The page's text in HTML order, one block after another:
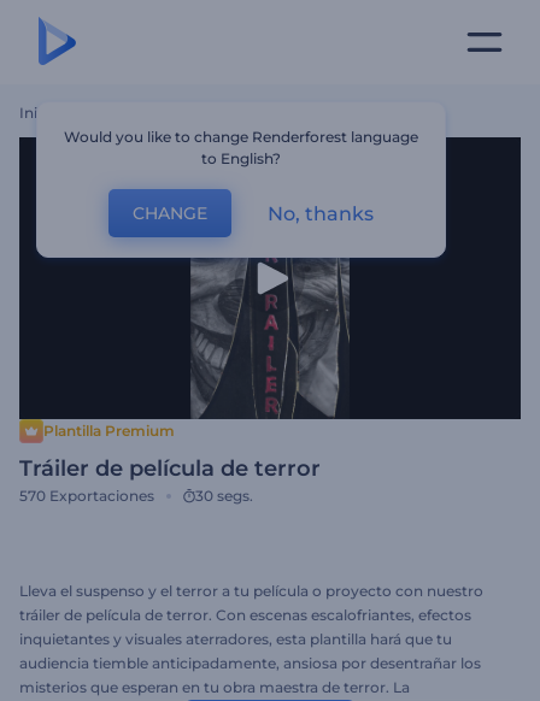
Inicio
Plantilla Premium
Tráiler de película de terror
570 Exportaciones 30 segs.
Lleva el suspenso y el terror a tu película o proyecto con nuestro
tráiler de película de terror. Con escenas escalofriantes, efectos
inquietantes y visuales aterradores, esta plantilla hará que tu
audiencia tiemble anticipadamente, ansiosa por desentrañar los
misterios que esperan en tu obra maestra de terror. La
Would you like to change Renderforest language
to English?
CHANGE No, thanks